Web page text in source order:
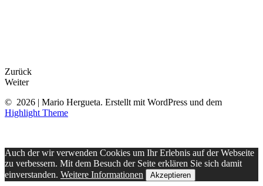
Zurück
Weiter
© 2026 | Mario Hergueta. Erstellt mit WordPress und dem
Highlight Theme
Auch der wir verwenden Cookies um Ihr Erlebnis auf der Webseite
zu verbessern. Mit dem Besuch der Seite erklären Sie sich damit
einverstanden. Weitere Informationen Akzeptieren